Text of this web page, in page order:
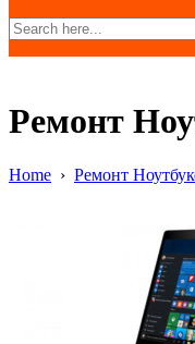
Ремонт
Home › Ремонт